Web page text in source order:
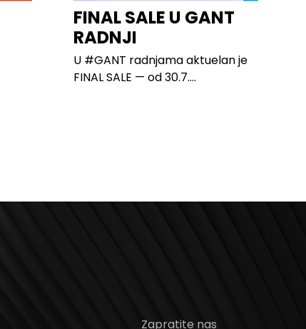
FINAL SALE U GANT
RADNJI
U #GANT radnjama aktuelan je
FINAL SALE — od 30.7....
Zapratite nas